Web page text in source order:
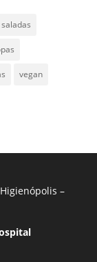
saladas
vegan
–